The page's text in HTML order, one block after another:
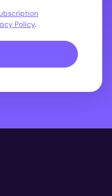
Policy.